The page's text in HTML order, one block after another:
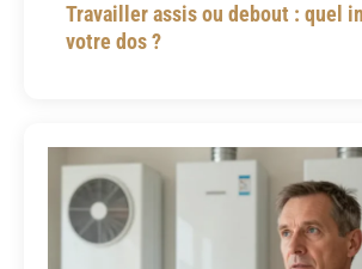
Travailler assis ou debout : quel
votre dos ?